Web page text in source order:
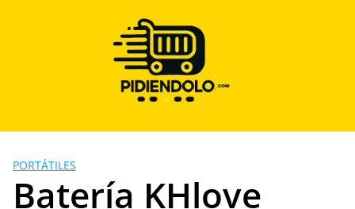
PORTÁTILES
Batería KHlove